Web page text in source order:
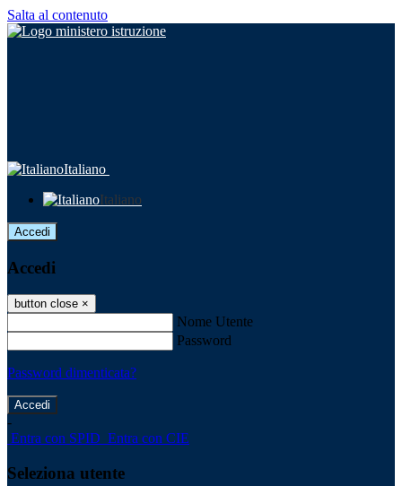
Salta al contenuto
Italiano
Italiano
Accedi
Accedi
button close ×
Nome Utente
Password
Password dimenticata?
-
Entra con SPID Entra con CIE
Seleziona utente